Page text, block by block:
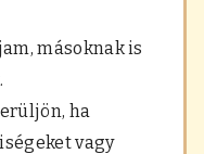
másoknak is
ha
vagy